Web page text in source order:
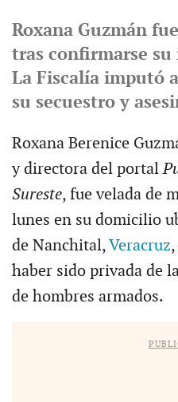
Roxana Guzmán
tras confirmarse
La Fiscalía imputó
su secuestro y
Roxana Berenice
y directora del portal
Sureste, fue velada de
lunes en su domicilio
de Nanchital,Veracruz
haber sido privada de
de hombres armados.